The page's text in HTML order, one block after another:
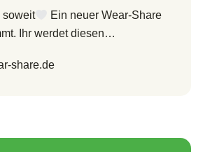
soweit
Ein neuer Wear-Share
Ihr werdet diesen…
share.de